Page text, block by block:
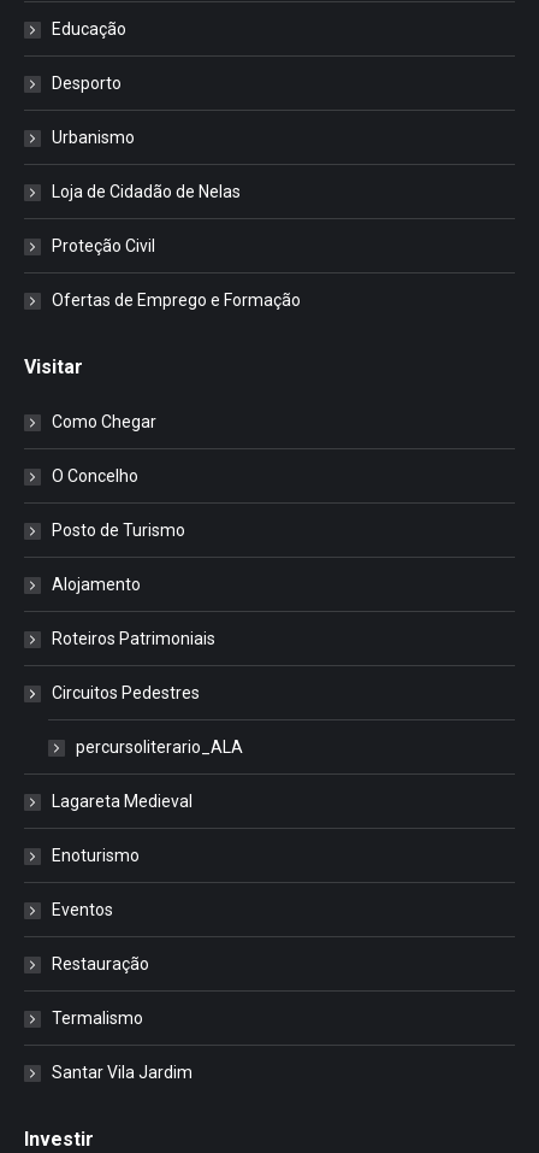
Educação
Desporto
Urbanismo
Loja de Cidadão de Nelas
Proteção Civil
Ofertas de Emprego e Formação
Visitar
Como Chegar
O Concelho
Posto de Turismo
Alojamento
Roteiros Patrimoniais
Circuitos Pedestres
percursoliterario_ALA
Lagareta Medieval
Enoturismo
Eventos
Restauração
Termalismo
Santar Vila Jardim
Investir